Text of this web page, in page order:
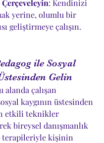
: Kendinizi
yerine, olumlu bir
geliştirmeye çalışın.
ile Sosyal
Gelin
alanda çalışan
kaygının üstesinden
etkili teknikler
bireysel danışmanlık
terapileriyle kişinin